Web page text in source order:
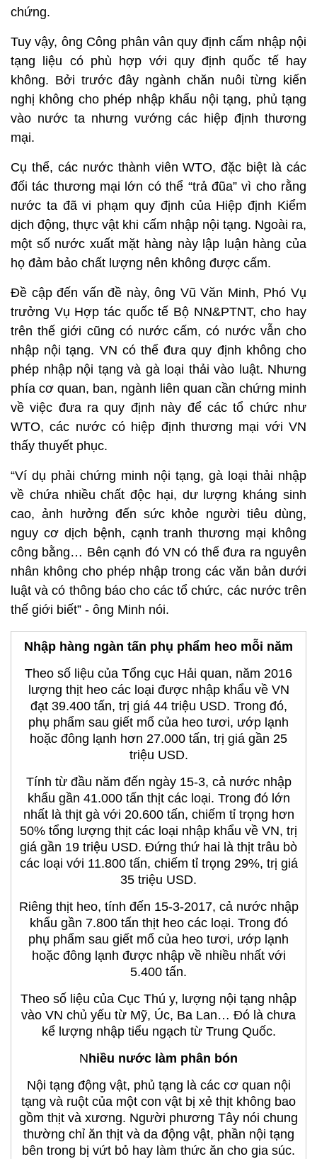
chứng.
Tuy vậy, ông Công phân vân quy định cấm nhập nội
tạng liệu có phù hợp với quy định quốc tế hay
không. Bởi trước đây ngành chăn nuôi từng kiến
nghị không cho phép nhập khẩu nội tạng, phủ tạng
vào nước ta nhưng vướng các hiệp định thương
mại.
Cụ thể, các nước thành viên WTO, đặc biệt là các
đối tác thương mại lớn có thể “trả đũa” vì cho rằng
nước ta đã vi phạm quy định của Hiệp định Kiểm
dịch động, thực vật khi cấm nhập nội tạng. Ngoài ra,
một số nước xuất mặt hàng này lập luận hàng của
họ đảm bảo chất lượng nên không được cấm.
Đề cập đến vấn đề này, ông Vũ Văn Minh, Phó Vụ
trưởng Vụ Hợp tác quốc tế Bộ NN&PTNT, cho hay
trên thế giới cũng có nước cấm, có nước vẫn cho
nhập nội tạng. VN có thể đưa quy định không cho
phép nhập nội tạng và gà loại thải vào luật. Nhưng
phía cơ quan, ban, ngành liên quan cần chứng minh
về việc đưa ra quy định này để các tổ chức như
WTO, các nước có hiệp định thương mại với VN
thấy thuyết phục.
“Ví dụ phải chứng minh nội tạng, gà loại thải nhập
về chứa nhiều chất độc hại, dư lượng kháng sinh
cao, ảnh hưởng đến sức khỏe người tiêu dùng,
nguy cơ dịch bệnh, cạnh tranh thương mại không
công bằng… Bên cạnh đó VN có thể đưa ra nguyên
nhân không cho phép nhập trong các văn bản dưới
luật và có thông báo cho các tổ chức, các nước trên
thế giới biết” - ông Minh nói.
Nhập hàng ngàn tấn phụ phẩm heo mỗi năm
Theo số liệu của Tổng cục Hải quan, năm 2016
lượng thịt heo các loại được nhập khẩu về VN
đạt 39.400 tấn, trị giá 44 triệu USD. Trong đó,
phụ phẩm sau giết mổ của heo tươi, ướp lạnh
hoặc đông lạnh hơn 27.000 tấn, trị giá gần 25
triệu USD.
Tính từ đầu năm đến ngày 15-3, cả nước nhập
khẩu gần 41.000 tấn thịt các loại. Trong đó lớn
nhất là thịt gà với 20.600 tấn, chiếm tỉ trọng hơn
50% tổng lượng thịt các loại nhập khẩu về VN, trị
giá gần 19 triệu USD. Đứng thứ hai là thịt trâu bò
các loại với 11.800 tấn, chiếm tỉ trọng 29%, trị giá
35 triệu USD.
Riêng thịt heo, tính đến 15-3-2017, cả nước nhập
khẩu gần 7.800 tấn thịt heo các loại. Trong đó
phụ phẩm sau giết mổ của heo tươi, ướp lạnh
hoặc đông lạnh được nhập về nhiều nhất với
5.400 tấn.
Theo số liệu của Cục Thú y, lượng nội tạng nhập
vào VN chủ yếu từ Mỹ, Úc, Ba Lan… Đó là chưa
kể lượng nhập tiểu ngạch từ Trung Quốc.
N hiều nước làm phân bón
Nội tạng động vật, phủ tạng là các cơ quan nội
tạng và ruột của một con vật bị xẻ thịt không bao
gồm thịt và xương. Người phương Tây nói chung
thường chỉ ăn thịt và da động vật, phần nội tạng
bên trong bị vứt bỏ hay làm thức ăn cho gia súc.